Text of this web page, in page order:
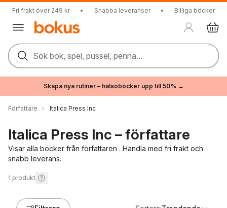
Fri frakt över 249 kr • Snabba leveranser • Billiga böcker
Sök bok, spel, pussel, penna...
Skapa nya rutiner – hälsoböcker upp till 50% →
Författare Italica Press Inc
Italica Press Inc – författare
Visar alla böcker från författaren . Handla med fri frakt och
snabb leverans.
1 produkt